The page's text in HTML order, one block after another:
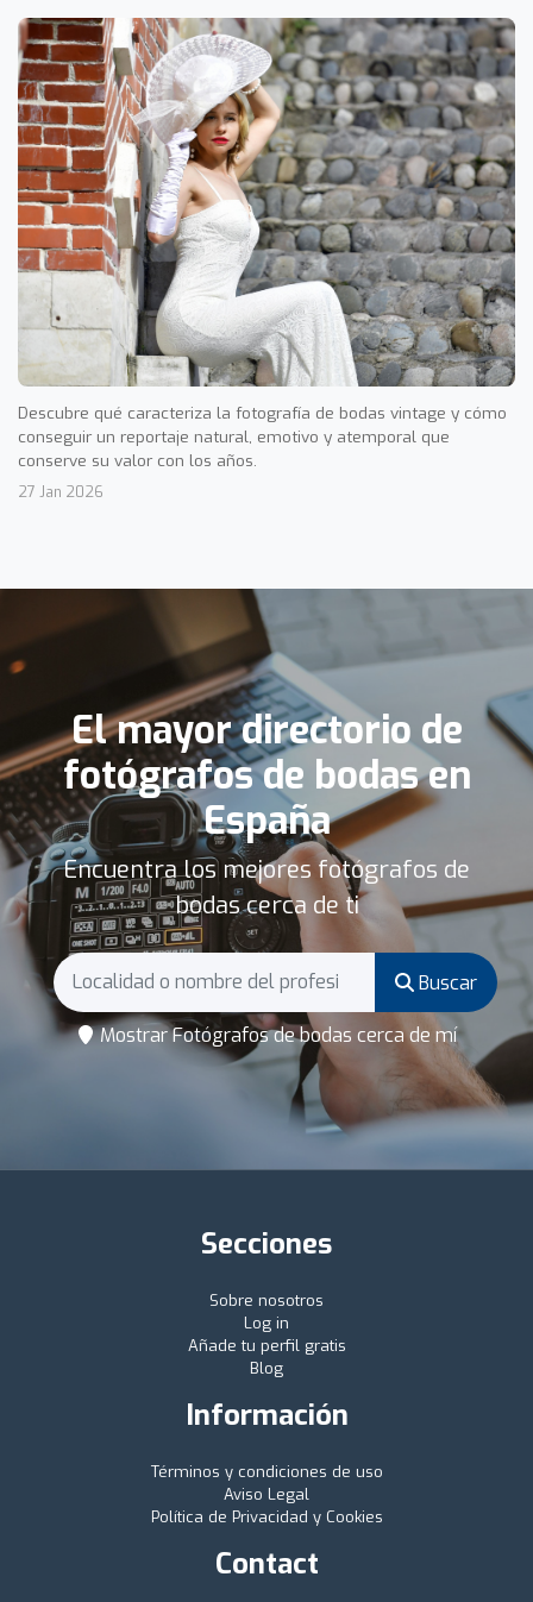
Descubre qué caracteriza la fotografía de bodas vintage y cómo
conseguir un reportaje natural, emotivo y atemporal que
conserve su valor con los años.
27 Jan 2026
El mayor directorio de
fotógrafos de bodas en
España
Encuentra los mejores fotógrafos de
bodas cerca de ti
Buscar
Mostrar Fotógrafos de bodas cerca de mí
Secciones
Sobre nosotros
Log in
Añade tu perfil gratis
Blog
Información
Términos y condiciones de uso
Aviso Legal
Política de Privacidad y Cookies
Contact